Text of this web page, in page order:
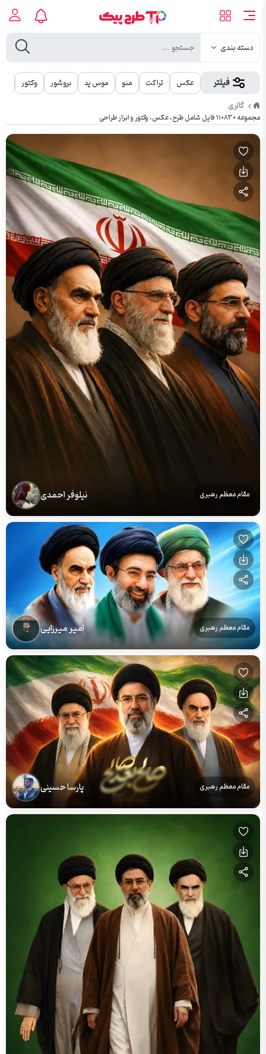
دسته بندی
فیلتر عکس تراکت منو موس پد بروشور وکتور
طرح
پیک
گالری
مجموعه ۱۱۰۸۳۰ فایل شامل طرح، عکس، وکتور و ابزار طراحی
مقام معظم رهبری نیلوفر احمدی
مقام معظم رهبری امیر میرزایی
مقام معظم رهبری پارسا حسینی